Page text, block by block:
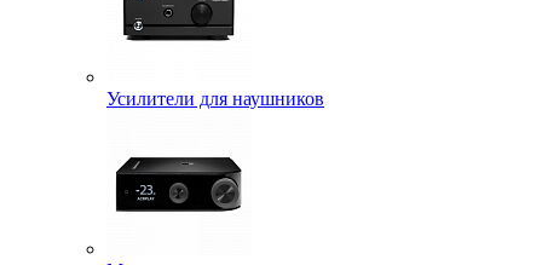
Усилители для наушников